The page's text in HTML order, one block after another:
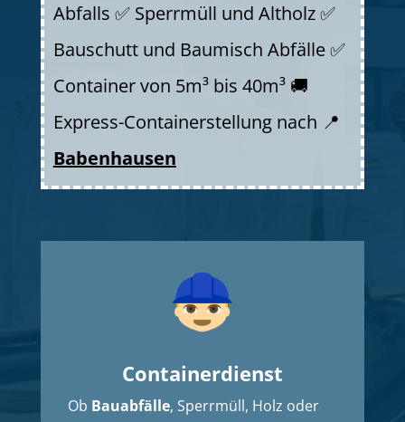
Abfalls ✅ Sperrmüll und Altholz ✅
Bauschutt und Baumisch Abfälle ✅
Container von 5m³ bis 40m³ 🚚
Express-Containerstellung nach 📍
Babenhausen
Containerdienst
Ob Bauabfälle, Sperrmüll, Holz oder